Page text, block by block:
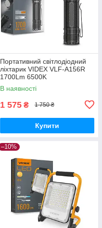
Портативний світлодіодний
ліхтарик VIDEX VLF-A156R
1700Lm 6500K
В наявності
1 575 ₴ 1 750 ₴
Купити
–10%